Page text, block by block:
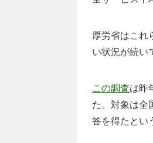
厚労省はこれ
い状況が続い
この調査は昨
た。対象は全
答を得たとい